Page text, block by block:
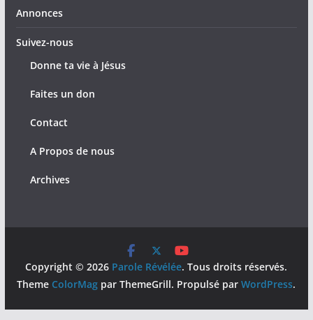
Annonces
Suivez-nous
Donne ta vie à Jésus
Faites un don
Contact
A Propos de nous
Archives
Copyright © 2026 Parole Révélée. Tous droits réservés.
Theme ColorMag par ThemeGrill. Propulsé parWordPress.